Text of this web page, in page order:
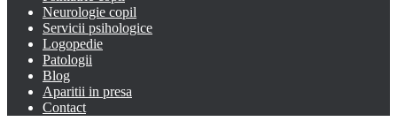
Neurologie copil
Servicii psihologice
Logopedie
Patologii
Blog
Aparitii in presa
Contact